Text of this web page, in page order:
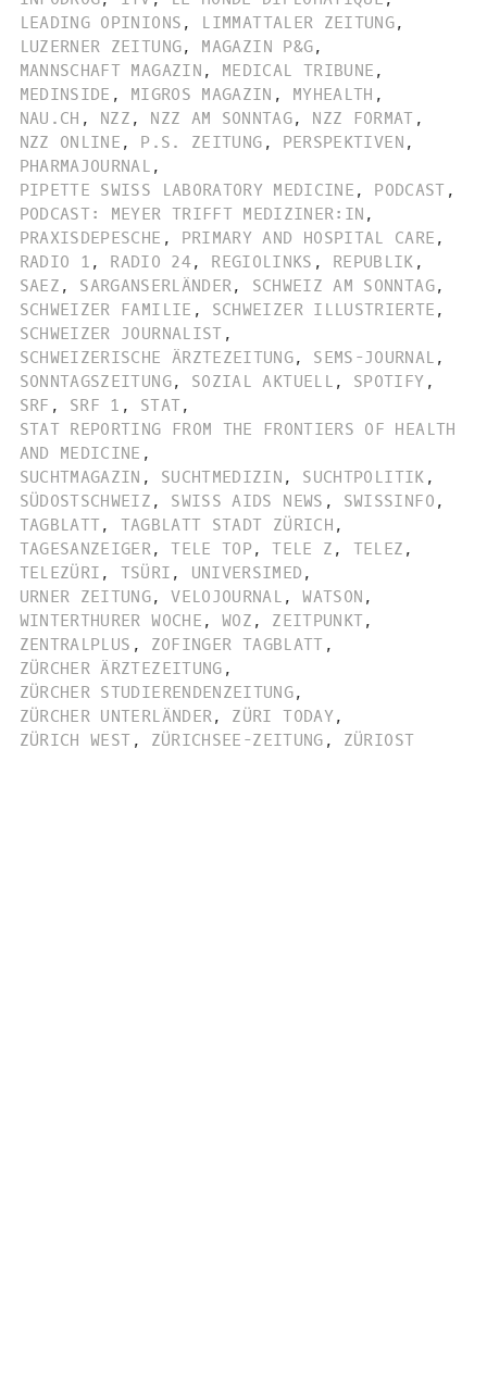
LEADING OPINIONS , LIMMATTALER ZEITUNG,
LUZERNER ZEITUNG, MAGAZIN P&G,
MANNSCHAFT MAGAZIN , MEDICAL TRIBUNE ,
MEDINSIDE , MIGROS MAGAZIN , MYHEALTH ,
NAU.CH , NZZ , NZZ AM SONNTAG, NZZ FORMAT ,
NZZ ONLINE , P.S. ZEITUNG , PERSPEKTIVEN ,
PHARMAJOURNAL ,
PIPETTE SWISS LABORATORY MEDICINE , PODCAST ,
PODCAST: MEYER TRIFFT MEDIZINER:IN ,
PRAXISDEPESCHE , PRIMARY AND HOSPITAL CARE ,
RADIO 1 , RADIO 24, REGIOLINKS , REPUBLIK ,
SAEZ , SARGANSERLÄNDER, SCHWEIZ AM SONNTAG,
SCHWEIZER FAMILIE , SCHWEIZER ILLUSTRIERTE ,
SCHWEIZER JOURNALIST ,
SCHWEIZERISCHE ÄRZTEZEITUNG, SEMS-JOURNAL ,
SONNTAGSZEITUNG, SOZIAL AKTUELL , SPOTIFY ,
SRF , SRF 1 , STAT,
STAT REPORTING FROM THE FRONTIERS OF HEALTH
AND MEDICINE ,
SUCHTMAGAZIN , SUCHTMEDIZIN , SUCHTPOLITIK ,
SÜDOSTSCHWEIZ , SWISS AIDS NEWS , SWISSINFO ,
TAGBLATT, TAGBLATT STADT ZÜRICH ,
TAGESANZEIGER, TELE TOP, TELE Z , TELEZ ,
TELEZÜRI , TSÜRI , UNIVERSIMED ,
URNER ZEITUNG, VELOJOURNAL , WATSON ,
WINTERTHURER WOCHE , WOZ , ZEITPUNKT,
ZENTRALPLUS , ZOFINGER TAGBLATT ,
ZÜRCHER ÄRZTEZEITUNG ,
ZÜRCHER STUDIERENDENZEITUNG,
ZÜRCHER UNTERLÄNDER, ZÜRI TODAY,
ZÜRICH WEST , ZÜRICHSEE-ZEITUNG , ZÜRIOST